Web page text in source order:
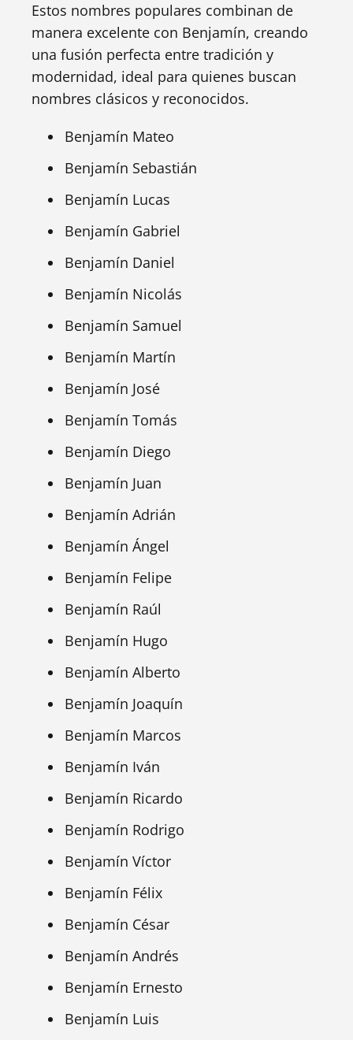
Estos nombres populares combinan de
manera excelente con Benjamín, creando
una fusión perfecta entre tradición y
modernidad, ideal para quienes buscan
nombres clásicos y reconocidos.
Benjamín Mateo
Benjamín Sebastián
Benjamín Lucas
Benjamín Gabriel
Benjamín Daniel
Benjamín Nicolás
Benjamín Samuel
Benjamín Martín
Benjamín José
Benjamín Tomás
Benjamín Diego
Benjamín Juan
Benjamín Adrián
Benjamín Ángel
Benjamín Felipe
Benjamín Raúl
Benjamín Hugo
Benjamín Alberto
Benjamín Joaquín
Benjamín Marcos
Benjamín Iván
Benjamín Ricardo
Benjamín Rodrigo
Benjamín Víctor
Benjamín Félix
Benjamín César
Benjamín Andrés
Benjamín Ernesto
Benjamín Luis